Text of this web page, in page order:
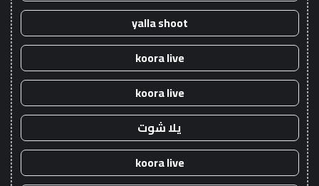
yalla shoot
koora live
koora live
يلا شوت
koora live